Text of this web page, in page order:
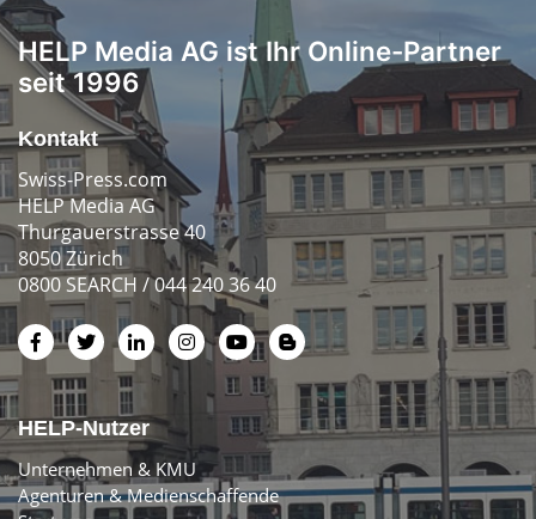
HELP Media AG ist Ihr Online-Partner
seit 1996
Kontakt
Swiss-Press.com
HELP Media AG
Thurgauerstrasse 40
8050 Zürich
0800 SEARCH / 044 240 36 40
HELP-Nutzer
Unternehmen & KMU
Agenturen & Medienschaffende